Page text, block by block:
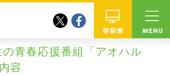
朝日放送 番組
twitterfacebook
の青春応援番組「アオハル
容